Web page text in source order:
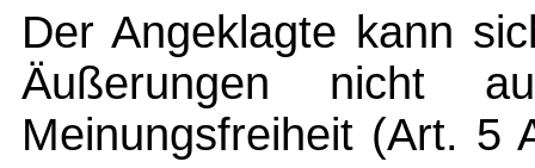
Der Angeklagte kann
Äußerungen nicht
Meinungsfreiheit (Art. 5